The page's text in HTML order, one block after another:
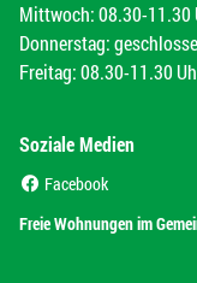
Mittwoch: 08.30-11.30
Donnerstag:
Freitag: 08.30-11.30
Soziale Medien
Facebook
Freie Wohnungen im